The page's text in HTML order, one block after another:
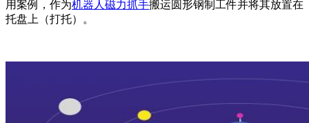
用案例，作为机器人磁力抓手搬运圆形钢制工件并将其放置在
托盘上（打托）。